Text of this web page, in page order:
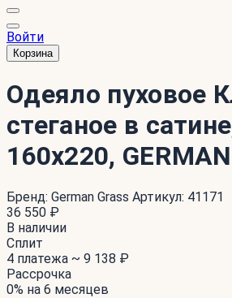
Войти
Корзина
Одеяло пуховое
стеганое в
160x220,
Бренд: German Grass Артикул: 41171
36 550 ₽
В наличии
Сплит
4 платежа ~ 9 138 ₽
Рассрочка
0% на 6 месяцев